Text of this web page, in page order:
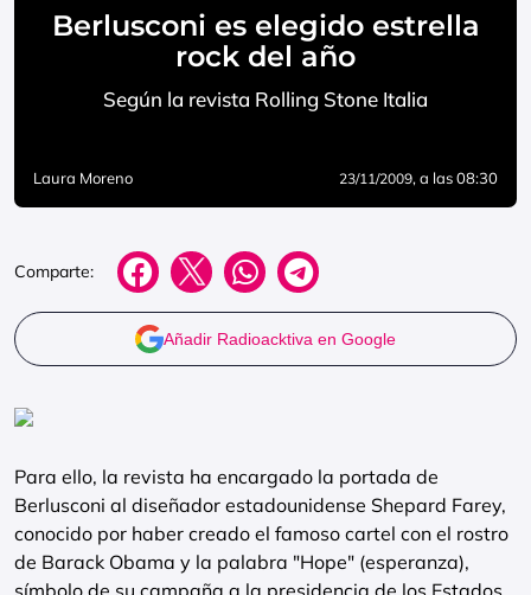
Berlusconi es elegido estrella
rock del año
Según la revista Rolling Stone Italia
Laura Moreno 23/11/2009, a las 08:30
Comparte:
Añadir Radioacktiva en Google
Para ello, la revista ha encargado la portada de
Berlusconi al diseñador estadounidense Shepard Farey,
conocido por haber creado el famoso cartel con el rostro
de Barack Obama y la palabra "Hope" (esperanza),
símbolo de su campaña a la presidencia de los Estados